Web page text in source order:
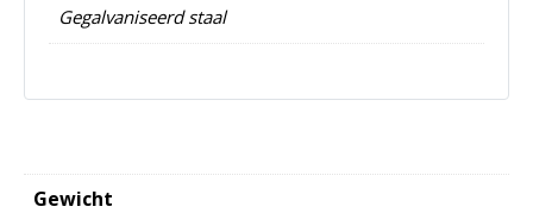
Gegalvaniseerd staal
Gewicht